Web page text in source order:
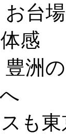
台場
感
洲の
も